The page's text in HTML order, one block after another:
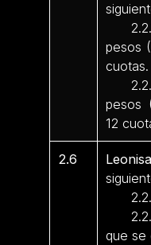
pesos
cuotas.
pesos
12
2.6
que se